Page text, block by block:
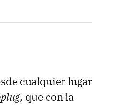
cualquier lugar
, que con la